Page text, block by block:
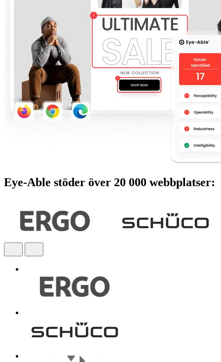
Eye-Able stöder över 20 000 webbplatser: